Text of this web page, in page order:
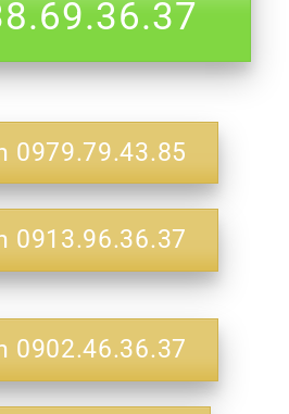
0979.79.43.85
0913.96.36.37
0902.46.36.37